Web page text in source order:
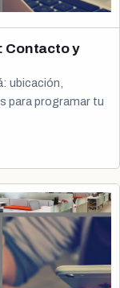
Contacto y
ubicación,
para programar tu